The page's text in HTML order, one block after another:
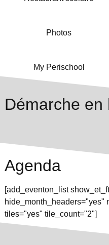
Photos
My Perischool
Démarche en
Agenda
[add_eventon_list
hide_month_headers="yes"
tiles="yes" tile_count="2"]